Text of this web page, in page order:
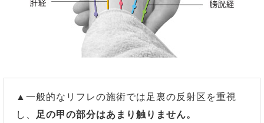
▲一般的なリフレの施術では足裏の反射区を重視
し、
足の甲の部分はあまり触りません。